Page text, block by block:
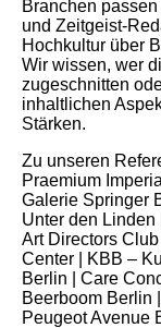
Branchen
und Zeitgeist-
Hochkultur über
Wir wissen, wer
zugeschnitten
inhaltlichen
Stärken.
Zu unseren
Praemium
Galerie Springer
Unter den Linden
Art Directors
Center | KBB –
Berlin | Care
Beerboom Berlin
Peugeot Avenue